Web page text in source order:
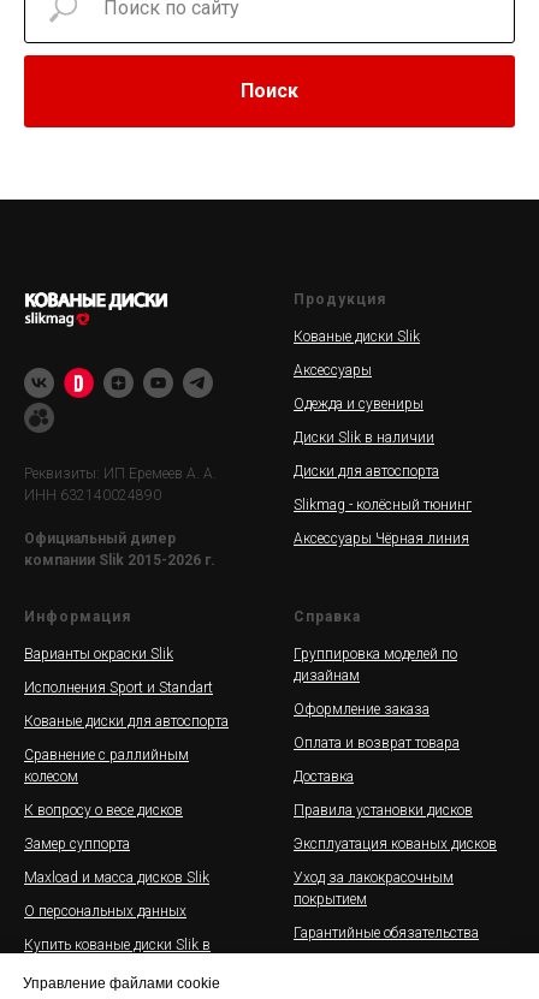
Управление файлами cookie
Поиск
Реквизиты: ИП Еремеев А. А.
ИНН 632140024890
Официальный дилер
компании Slik 2015-2026 г.
Продукция
Кованые диски Slik
Аксессуары
Одежда и сувениры
Диски Slik в наличии
Диски для автоспорта
Slikmag - колёсный тюнинг
Аксессуары Чёрная линия
Информация
Варианты окраски Slik
Исполнения Sport и Standart
Кованые диски для автоспорта
Сравнение с раллийным
колесом
К вопросу о весе дисков
Замер суппорта
Maxload и масса дисков Slik
О персональных данных
Купить кованые диски Slik в
Справка
Группировка моделей по
дизайнам
Оформление заказа
Оплата и возврат товара
Доставка
Правила установки дисков
Эксплуатация кованых дисков
Уход за лакокрасочным
покрытием
Гарантийные обязательства